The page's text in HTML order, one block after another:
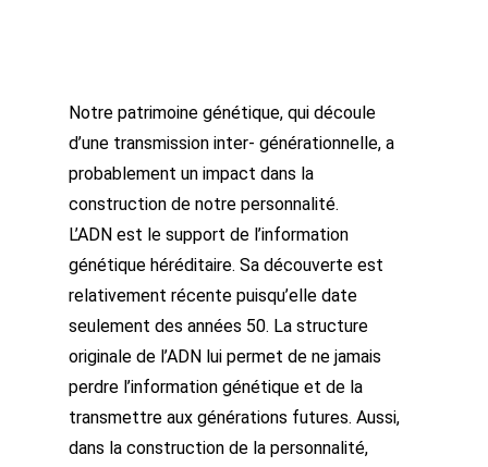
Notre patrimoine génétique, qui découle
d’une transmission inter- générationnelle, a
probablement un impact dans la
construction de notre personnalité.
L’ADN est le support de l’information
génétique héréditaire. Sa découverte est
relativement récente puisqu’elle date
seulement des années 50. La structure
originale de l’ADN lui permet de ne jamais
perdre l’information génétique et de la
transmettre aux générations futures. Aussi,
dans la construction de la personnalité,